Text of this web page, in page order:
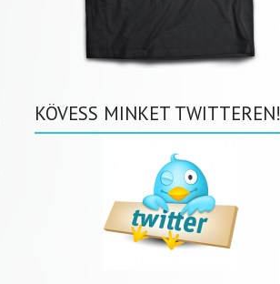
KÖVESS MINKET TWITTEREN!